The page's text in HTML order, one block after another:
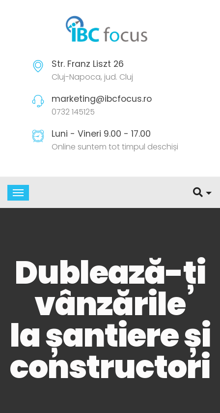
Str. Franz Liszt 26
Cluj-Napoca, jud. Cluj
marketing@ibcfocus.ro
0732 145125
Luni - Vineri 9.00 - 17.00
Online suntem tot timpul deschiși
Dublează-ți
vânzările
la șantiere și
constructori